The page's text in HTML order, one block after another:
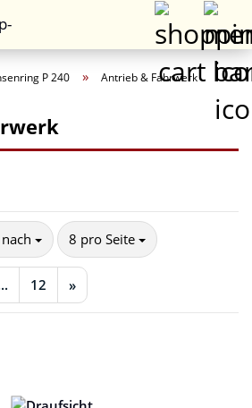
P 240 » Antrieb & Fahrwerk
8 pro Seite
pro Seite
12 »